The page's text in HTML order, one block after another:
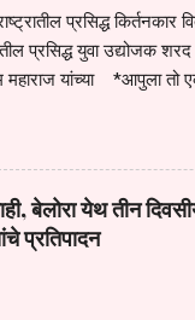
प्रसिद्ध किर्तनकार
प्रसिद्ध युवा उद्योजक
यांच्या *आपुला तो
आहेत कोरोना
आपल्याला घ्यावाच लागेल
अवस्था सक्षम असणे
मनुष्याच्या आयुष्यातील
बेलोरा येथ तीन
प्रतिपादन